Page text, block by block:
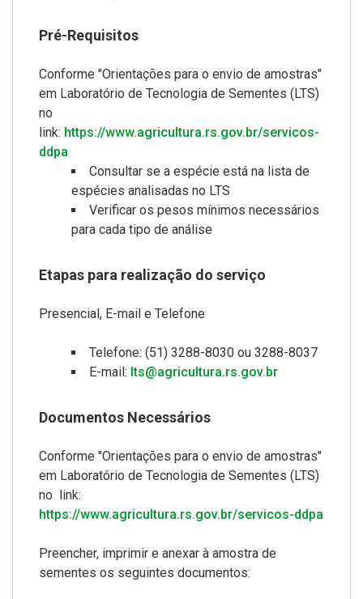
Pré-Requisitos
Conforme "Orientações para o envio de amostras"
em Laboratório de Tecnologia de Sementes (LTS)
no
link: https://www.agricultura.rs.gov.br/servicos-
ddpa
Consultar se a espécie está na lista de
espécies analisadas no LTS
Verificar os pesos mínimos necessários
para cada tipo de análise
Etapas para realização do serviço
Presencial, E-mail e Telefone
Telefone: (51) 3288-8030 ou 3288-8037
E-mail: lts@agricultura.rs.gov.br
Documentos Necessários
Conforme "Orientações para o envio de amostras"
em Laboratório de Tecnologia de Sementes (LTS)
no link:
https://www.agricultura.rs.gov.br/servicos-ddpa
Preencher, imprimir e anexar à amostra de
sementes os seguintes documentos: